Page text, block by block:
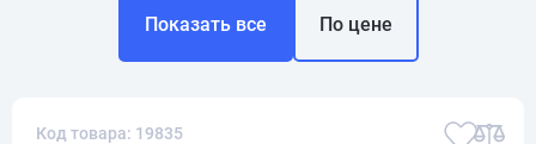
Показать все По цене
Код товара: 19835